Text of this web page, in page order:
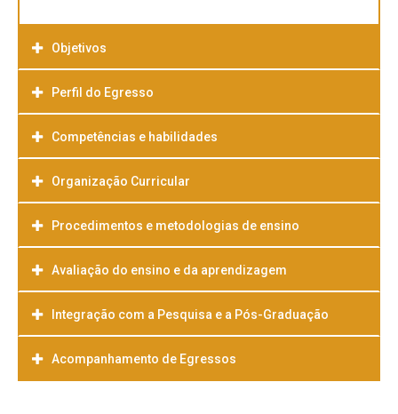
Objetivos
Perfil do Egresso
Competências e habilidades
Organização Curricular
Procedimentos e metodologias de ensino
Avaliação do ensino e da aprendizagem
Integração com a Pesquisa e a Pós-Graduação
Acompanhamento de Egressos